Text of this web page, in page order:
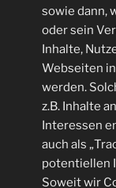
sowie dann,
oder sein
Inhalte,
Webseiten
werden.
z.B. Inhalte
Interessen
auch als
potentiellen
Soweit wir